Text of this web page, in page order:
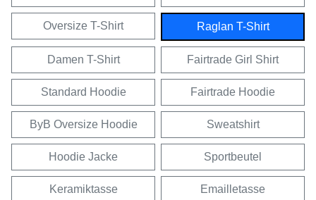
Oversize T-Shirt Raglan T-Shirt
Damen T-Shirt Fairtrade Girl Shirt
Standard Hoodie Fairtrade Hoodie
ByB Oversize Hoodie Sweatshirt
Hoodie Jacke Sportbeutel
Keramiktasse Emailletasse